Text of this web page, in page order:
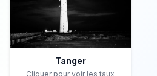
Tanger
Cliquer pour voir les taux